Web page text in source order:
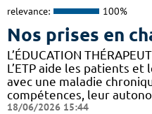
relevance: 100%
Nos prises en
L’ÉDUCATION
L’ETP aide les patients
avec une maladie
compétences, leur
18/06/2026 15:44